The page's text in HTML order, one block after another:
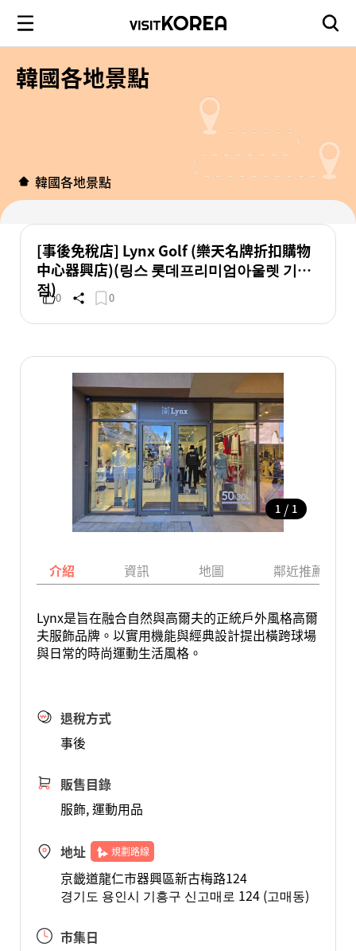
韓國各地景點
韓國各地景點
[事後免稅店] Lynx Golf (樂天名牌折扣購物
中心器興店)(링스 롯데프리미엄아울렛 기흥
점)0 0
1 / 1
介紹 資訊 地圖 鄰近推薦景點
Lynx是旨在融合自然與高爾夫的正統戶外風格高爾
夫服飾品牌。以實用機能與經典設計提出橫跨球場
與日常的時尚運動生活風格。
退稅方式
事後
販售目錄
服飾, 運動用品
地址 規劃路線
京畿道龍仁市器興區新古梅路124
경기도 용인시 기흥구 신고매로 124 (고매동)
市集日